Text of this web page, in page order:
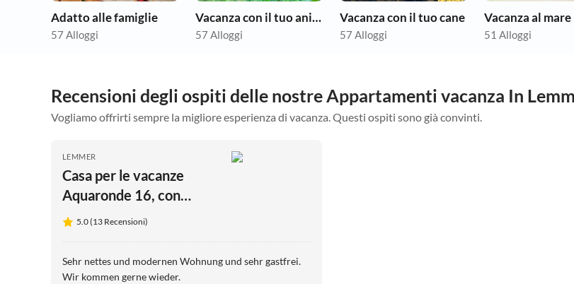
Adatto alle famiglie
57 Alloggi
Vacanza con il tuo animale domestico
57 Alloggi
Vacanza con il tuo cane
57 Alloggi
Vacanza al mare
51 Alloggi
Recensioni degli ospiti delle nostre Appartamenti vacanza In
Vogliamo offrirti sempre la migliore esperienza di vacanza. Questi ospiti sono già convinti.
LEMMER
Casa per le vacanze
Aquaronde 16, con
pontile + barca sportiva
5.0 (13 Recensioni)
Sehr nettes und modernen Wohnung und sehr gastfrei.
Wir kommen gerne wieder.